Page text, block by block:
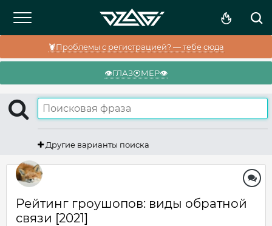
🦞Проблемы с регистрацией? — тебе сюда
👁️ГЛАЗ⦿МЕР👁️
Другие варианты поиска
Рейтинг гроушопов: виды обратной
связи [2021]